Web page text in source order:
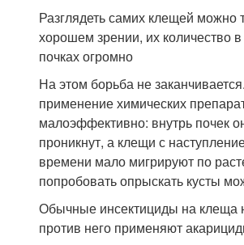
Разглядеть самих клещей можно
хорошем зрении, их количество
почках огромно
На этом борьба не
применение химических
малоэффективно: внутрь почек
проникнут, а клещи с
времени мало мигрируют по
попробовать опрыскать кусты
Обычные инсектициды на клеща
против него применяют